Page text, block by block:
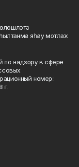
өлөшләтә
яһау мотлаҡ.
по надзору в сфере
номер:
г.